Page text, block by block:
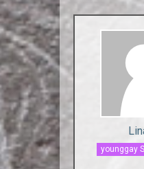
younggay